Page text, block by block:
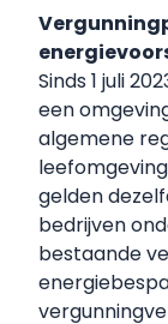
Sinds 1 juli
een
algemene
gelden
bedrijven
bestaande